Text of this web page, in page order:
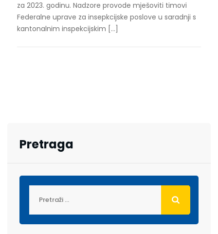
za 2023. godinu. Nadzore provode mješoviti timovi
Federalne uprave za insepkcijske poslove u saradnji s
kantonalnim inspekcijskim […]
Pretraga